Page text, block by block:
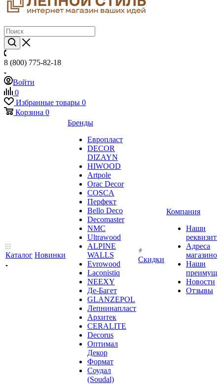
8 (800) 775-82-18
Войти
0
Избранные товары 0
Корзина 0
Каталог Новинки
Бренды
Европласт
DECOR
DIZAYN
HIWOOD
Artpole
Orac Decor
COSCA
Перфект
Bello Deco
Decomaster
NMС
Ultrawood
ALPINE
WALLS
Evrowood
Laconistiq
NEEXY
Де-Багет
GLANZEPOL
Лепнинапласт
Архитек
CERALITE
Decorus
Оптимал
Декор
Формат
Соудал
(Soudal)
Скидки
Компания
Наши
Адреса
магазинов
Наши
Новости
Отзывы